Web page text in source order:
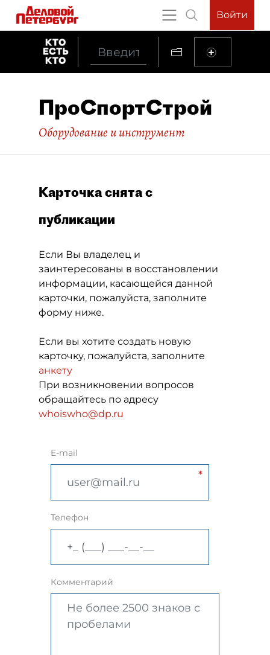
Войти
ПроСпортСтрой
Оборудование и инструмент
Карточка снята с
публикации
Если Вы владелец и
заинтересованы в восстановлении
информации, касающейся данной
карточки, пожалуйста, заполните
форму ниже.
Если вы хотите создать новую
карточку, пожалуйста, заполните
анкету
При возникновении вопросов
обращайтесь по адресу
whoiswho@dp.ru
E-mail
Телефон
Комментарий